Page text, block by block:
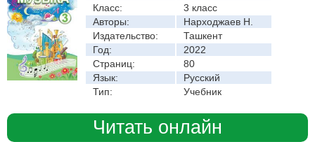
Класс:
3 класс
Авторы:
Нарходжаев Н.
Издательство:
Ташкент
Год:
2022
Страниц:
80
Язык:
Русский
Тип:
Учебник
Читать онлайн